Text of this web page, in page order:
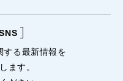
する最新情報を
ます。